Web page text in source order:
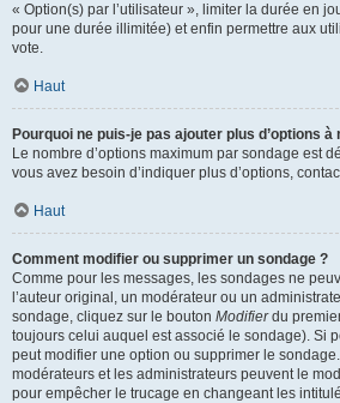
« Option(s) par l’utilisateur », limiter la durée en
pour une durée illimitée) et enfin permettre aux
vote.
Haut
Pourquoi ne puis-je pas ajouter plus d’options à
Le nombre d’options maximum par sondage est
vous avez besoin d’indiquer plus d’options,
Haut
Comment modifier ou supprimer un sondage ?
Comme pour les messages, les sondages ne
l’auteur original, un modérateur ou un
sondage, cliquez sur le bouton Modifierdu
toujours celui auquel est associé le sondage). Si
peut modifier une option ou supprimer le
modérateurs et les administrateurs peuvent le
pour empêcher le trucage en changeant les